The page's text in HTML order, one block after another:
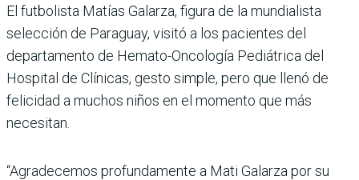
El futbolista Matías Galarza, figura de la mundialista
selección de Paraguay, visitó a los pacientes del
departamento de Hemato-Oncología Pediátrica del
Hospital de Clínicas, gesto simple, pero que llenó de
felicidad a muchos niños en el momento que más
necesitan.
“Agradecemos profundamente a Mati Galarza por su